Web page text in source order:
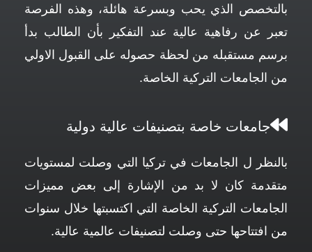
بالتخصص الذي يحب وبسرعة هائلة، وهذه الفرصة
تعبر عن رفاهية عالية عند التفكير بأن الطالب بدأ
برسم مستقبله من لحظة حصوله على القبول الاولي
من الجامعات التركية الخاصة.
جامعات خاصة بتصنيفات عالية دولية
بالنظر ل الجامعات في تركيا التي وصلت لمستويات
متقدمة كان لا بد من الإشارة إلى بعض مميزات
الجامعات التركية الخاصة التي اكتسبتها خلال سنوات
من افتتاحها حتى وصلت لتصنيفات عالمية عالية.